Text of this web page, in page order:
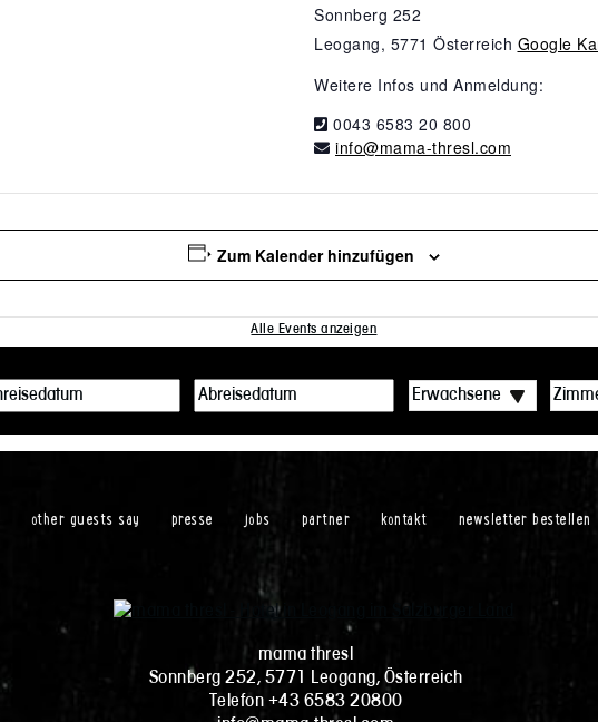
Sonnberg 252
Leogang, 5771 Österreich Google
Weitere Infos und Anmeldung:
0043 6583 20 800
info@mama-thresl.com
Zum Kalender hinzufügen
Alle Events anzeigen
other guests say presse jobs partner kontakt newsletter bestellen
mama thresl
Sonnberg 252, 5771 Leogang, Österreich
Telefon +43 6583 20800